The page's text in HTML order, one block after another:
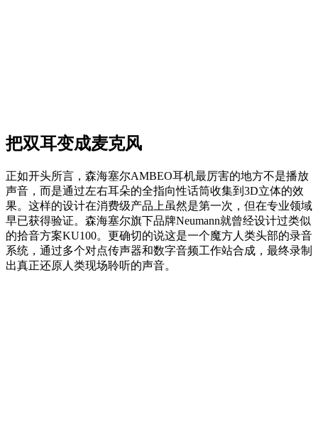
把双耳变成麦克风
正如开头所言，森海塞尔AMBEO耳机最厉害的地方不是播放
声音，而是通过左右耳朵的全指向性话筒收集到3D立体的效
果。这样的设计在消费级产品上虽然是第一次，但在专业领域
早已获得验证。森海塞尔旗下品牌Neumann就曾经设计过类似
的拾音方案KU100。更确切的说这是一个魔方人类头部的录音
系统，通过多个对点传声器和数字音频工作站合成，最终录制
出真正还原人类现场聆听的声音。